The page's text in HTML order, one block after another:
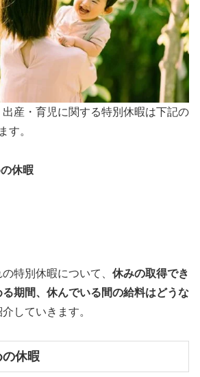
産・育児に関する特別休暇は下記の
す。
休暇
特別休暇について、 休みの取得でき
期間、休んでいる間の給料はどうな
していきます。
休暇